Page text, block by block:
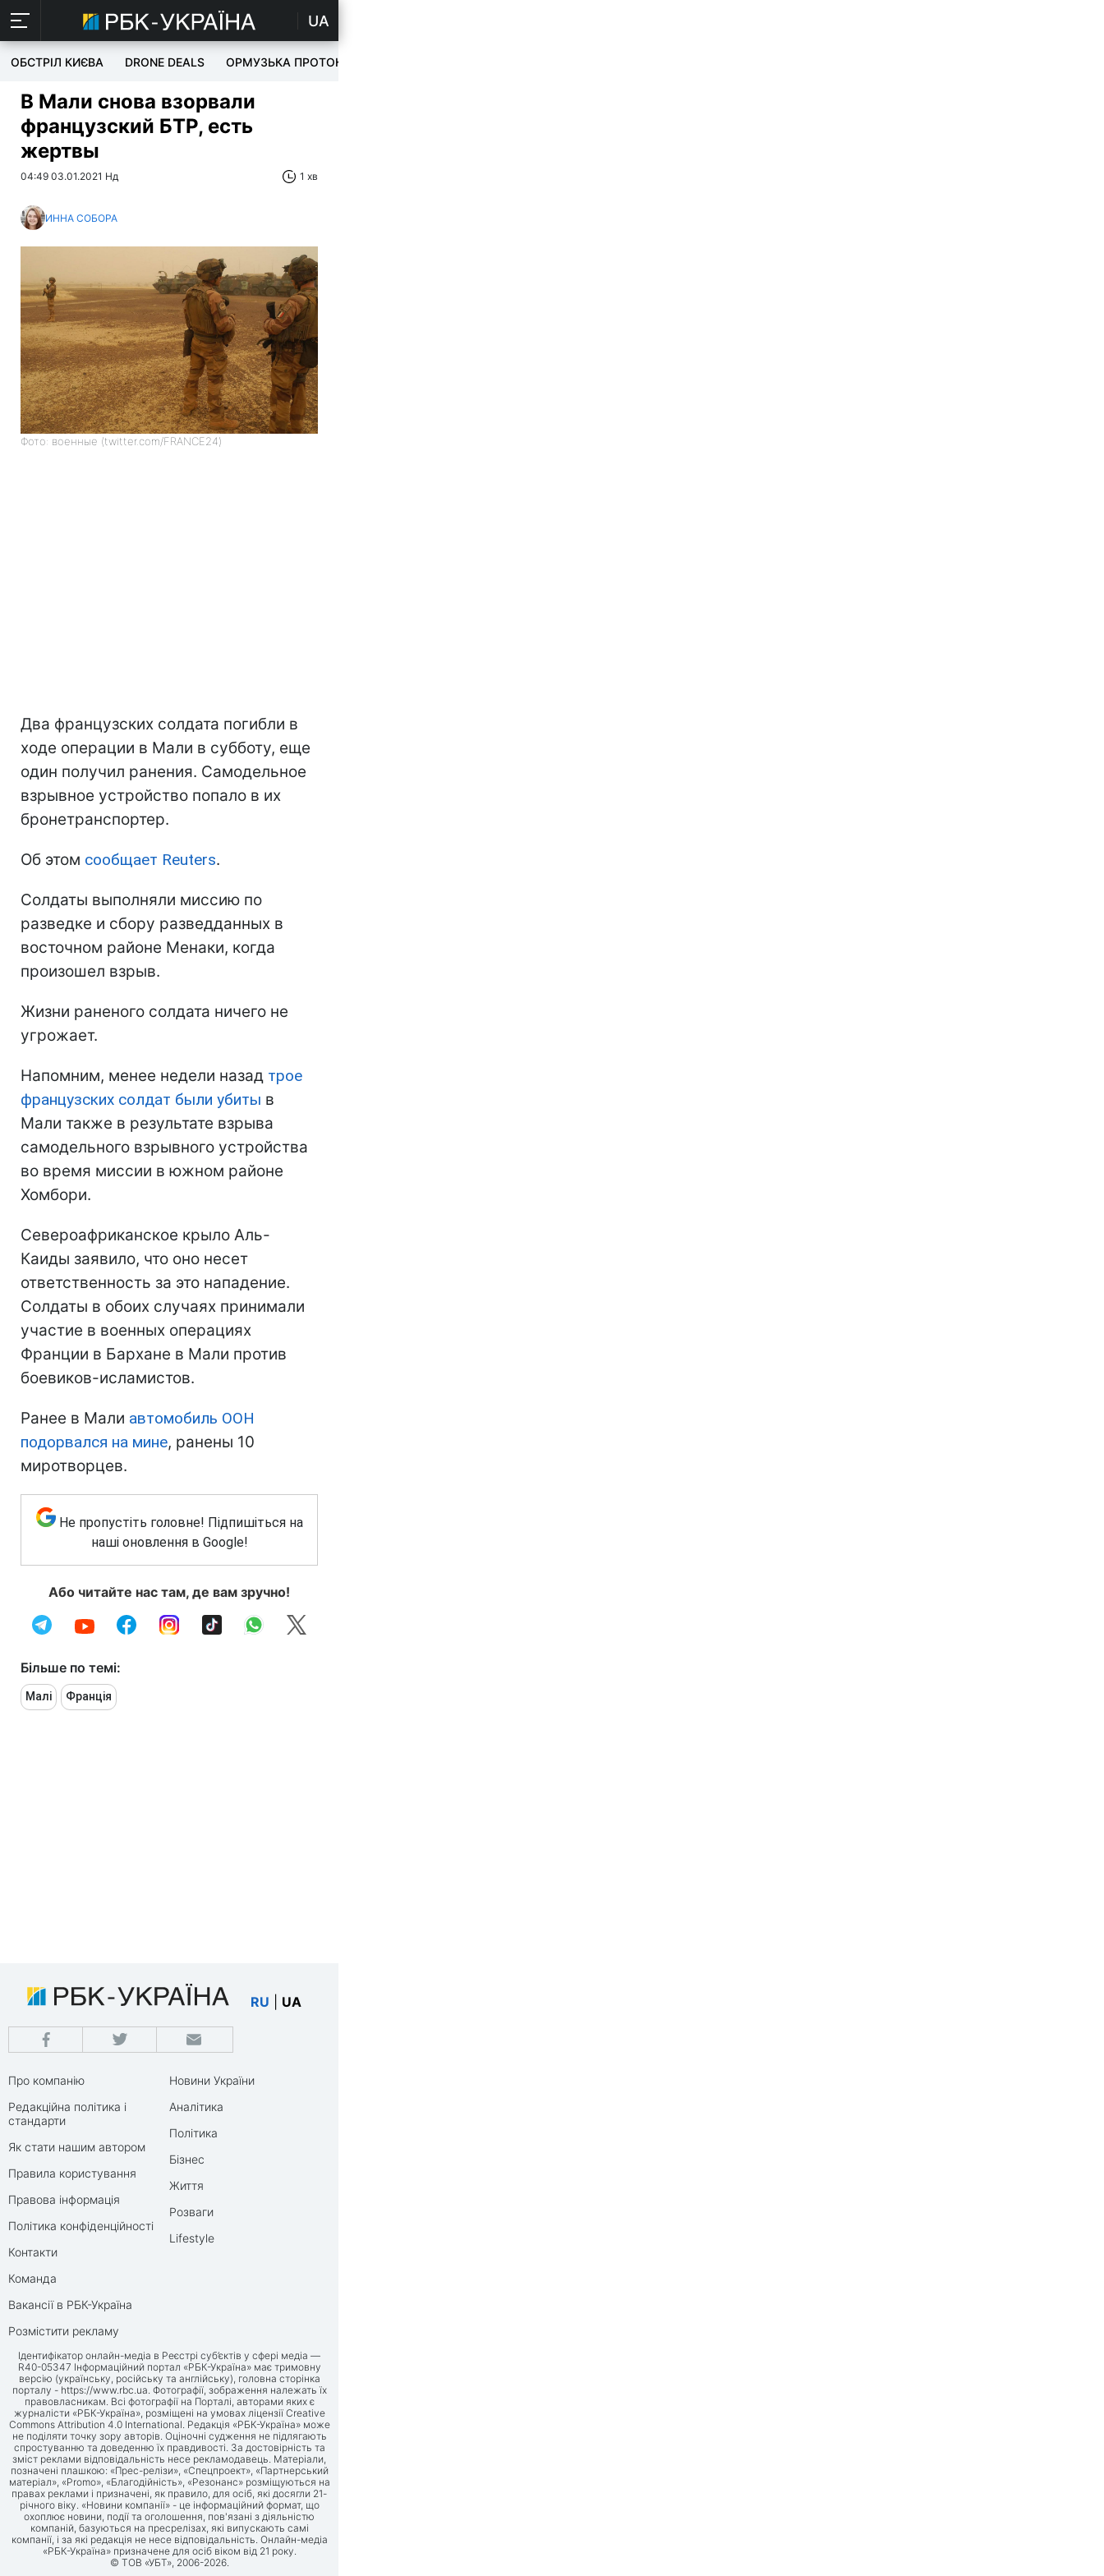
UA
ОБСТРІЛ КИЄВА DRONE DEALS ОРМУЗЬКА ПРОТОКА
В Мали снова взорвали
французский БТР, есть
жертвы
04:49 03.01.2021 Нд 1 хв
ИННА СОБОРА
Фото: военные (twitter.com/FRANCE24)
Два французских солдата погибли в
ходе операции в Мали в субботу, еще
один получил ранения. Самодельное
взрывное устройство попало в их
бронетранспортер.
Об этом сообщает Reuters.
Солдаты выполняли миссию по
разведке и сбору разведданных в
восточном районе Менаки, когда
произошел взрыв.
Жизни раненого солдата ничего не
угрожает.
Напомним, менее недели назад трое
французских солдат были убиты в
Мали также в результате взрыва
самодельного взрывного устройства
во время миссии в южном районе
Хомбори.
Североафриканское крыло Аль-
Каиды заявило, что оно несет
ответственность за это нападение.
Солдаты в обоих случаях принимали
участие в военных операциях
Франции в Бархане в Мали против
боевиков-исламистов.
Ранее в Мали автомобиль ООН
подорвался на мине, ранены 10
миротворцев.
Не пропустіть головне! Підпишіться на
наші оновлення в Google!
Або читайте нас там, де вам зручно!
Більше по темі:
Малі Франція
RU UA
Про компанію
Редакційна політика і
стандарти
Як стати нашим автором
Правила користування
Правова інформація
Політика конфіденційності
Контакти
Команда
Вакансії в РБК-Україна
Розмістити рекламу
Новини України
Аналітика
Політика
Бізнес
Життя
Розваги
Lifestyle
Ідентифікатор онлайн-медіа в Реєстрі суб’єктів у сфері медіа —
R40-05347 Інформаційний портал «РБК-Україна» має тримовну
версію (українську, російську та англійську), головна сторінка
порталу - https://www.rbc.ua. Фотографії, зображення належать їх
правовласникам. Всі фотографії на Порталі, авторами яких є
журналісти «РБК-Україна», розміщені на умовах ліцензії Creative
Commons Attribution 4.0 International. Редакція «РБК-Україна» може
не поділяти точку зору авторів. Оціночні судження не підлягають
спростуванню та доведенню їх правдивості. За достовірність та
зміст реклами відповідальність несе рекламодавець. Матеріали,
позначені плашкою: «Прес-релізи», «Спецпроект», «Партнерський
матеріал», «Promo», «Благодійність», «Резонанс» розміщуються на
правах реклами і призначені, як правило, для осіб, які досягли 21-
річного віку. «Новини компанії» - це інформаційний формат, що
охоплює новини, події та оголошення, пов'язані з діяльністю
компаній, базуються на пресрелізах, які випускають самі
компанії, і за які редакція не несе відповідальність. Онлайн-медіа
«РБК-Україна» призначене для осіб віком від 21 року.
© ТОВ «УБТ», 2006-2026.